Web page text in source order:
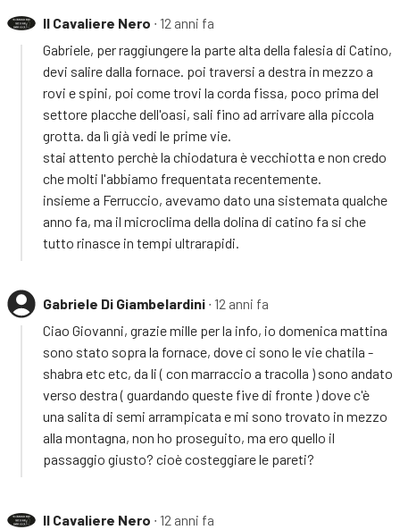
Il Cavaliere Nero ∙ 12 anni fa
Gabriele, per raggiungere la parte alta della falesia di Catino,
devi salire dalla fornace. poi traversi a destra in mezzo a
rovi e spini, poi come trovi la corda fissa, poco prima del
settore placche dell'oasi, sali fino ad arrivare alla piccola
grotta. da lì già vedi le prime vie.
stai attento perchè la chiodatura è vecchiotta e non credo
che molti l'abbiamo frequentata recentemente.
insieme a Ferruccio, avevamo dato una sistemata qualche
anno fa, ma il microclima della dolina di catino fa si che
tutto rinasce in tempi ultrarapidi.
Gabriele Di Giambelardini ∙ 12 anni fa
Ciao Giovanni, grazie mille per la info, io domenica mattina
sono stato sopra la fornace, dove ci sono le vie chatila -
shabra etc etc, da li ( con marraccio a tracolla ) sono andato
verso destra ( guardando queste five di fronte ) dove c'è
una salita di semi arrampicata e mi sono trovato in mezzo
alla montagna, non ho proseguito, ma ero quello il
passaggio giusto? cioè costeggiare le pareti?
Il Cavaliere Nero ∙ 12 anni fa